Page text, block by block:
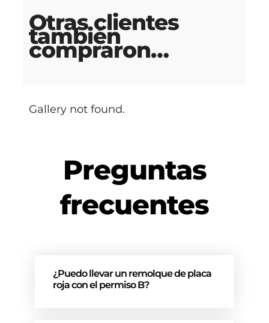
Otras clientes
también
compraron…
Gallery not found.
Preguntas
frecuentes
¿Puedo llevar un remolque de placa
roja con el permiso B?